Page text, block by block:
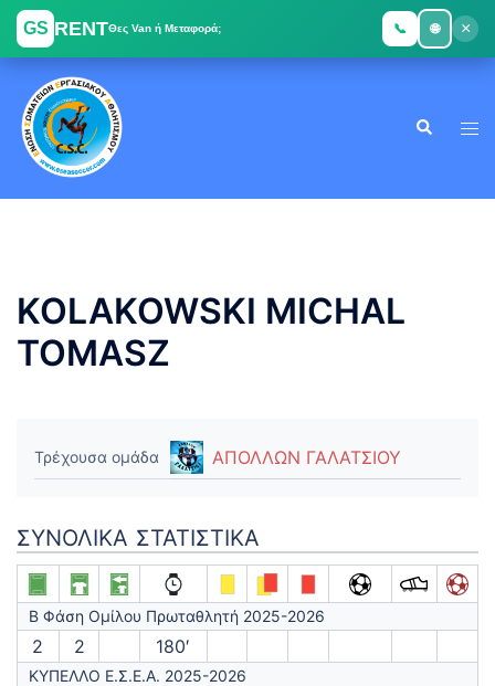
GS RENTΘες Van ή Μεταφορά; 📞 🌐 ×
Skip
content
Search
KOLAKOWSKI MICHAL
TOMASZ
Τρέχουσα ομάδα ΑΠΟΛΛΩΝ ΓΑΛΑΤΣΙΟΥ
ΣΥΝΟΛΙΚΆ ΣΤΑΤΙΣΤΙΚΆ
Β Φάση Ομίλου Πρωταθλητή 2025-2026
2 2 180′
ΚΥΠΕΛΛΟ Ε.Σ.Ε.Α. 2025-2026